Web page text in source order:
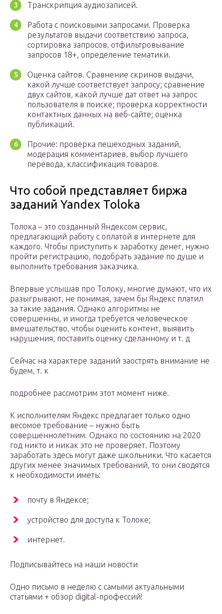
Транскрипция аудиозаписей.
Работа с поисковыми запросами. Проверка
результатов выдачи соответствию запроса,
сортировка запросов, отфильтровывание
запросов 18+, определение тематики.
Оценка сайтов. Сравнение скринов выдачи,
какой лучше соответствует запросу; сравнение
двух сайтов, какой лучше дат ответ на запрос
пользователя в поиске; проверка корректности
контактных данных на веб-сайте; оценка
публикаций.
Прочие: проверка пешеходных заданий,
модерация комментариев, выбор лучшего
перевода, классификация товаров.
Что собой представляет биржа
заданий Yandex Toloka
Толока – это созданный Яндексом сервис,
предлагающий работу с оплатой в интернете для
каждого. Чтобы приступить к заработку денег, нужно
пройти регистрацию, подобрать задание по душе и
выполнить требования заказчика.
Впервые услышав про Толоку, многие думают, что их
разыгрывают, не понимая, зачем бы Яндекс платил
за такие задания. Однако алгоритмы не
совершенны, и иногда требуется человеческое
вмешательство, чтобы оценить контент, выявить
нарушения, поставить оценку сделанному и т. д
Сейчас на характере заданий заострять внимание не
будем, т. к
подробнее рассмотрим этот момент ниже.
К исполнителям Яндекс предлагает только одно
весомое требование – нужно быть
совершеннолетним. Однако по состоянию на 2020
год никто и никак это не проверяет. Поэтому
заработать здесь могут даже школьники. Что касается
других менее значимых требований, то они сводятся
к необходимости иметь:
почту в Яндексе;
устройство для доступа к Толоке;
интернет.
Подписывайтесь на наши новости
Одно письмо в неделю с самыми актуальными
статьями + обзор digital-профессий!